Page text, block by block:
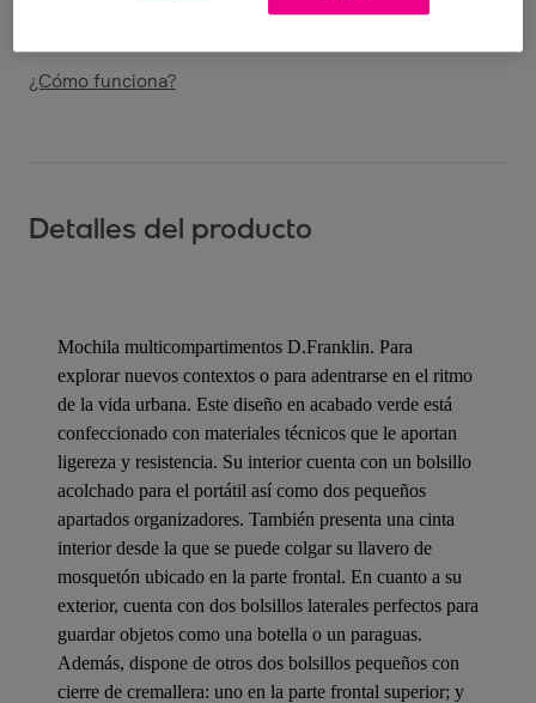
y el15/08
¿Cómo funciona?
Detalles del producto
Mochila multicompartimentos D.Franklin. Para
explorar nuevos contextos o para adentrarse en el ritmo
de la vida urbana. Este diseño en acabado verde está
confeccionado con materiales técnicos que le aportan
ligereza y resistencia. Su interior cuenta con un bolsillo
acolchado para el portátil así como dos pequeños
apartados organizadores. También presenta una cinta
interior desde la que se puede colgar su llavero de
mosquetón ubicado en la parte frontal. En cuanto a su
exterior, cuenta con dos bolsillos laterales perfectos para
guardar objetos como una botella o un paraguas.
Además, dispone de otros dos bolsillos pequeños con
cierre de cremallera: uno en la parte frontal superior; y